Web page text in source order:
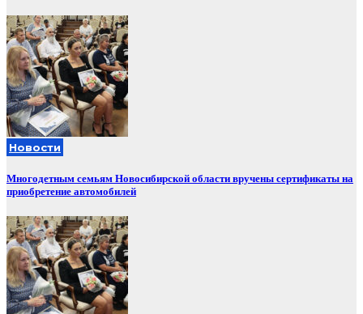
Новости
Многодетным семьям Новосибирской области вручены сертификаты на
приобретение автомобилей